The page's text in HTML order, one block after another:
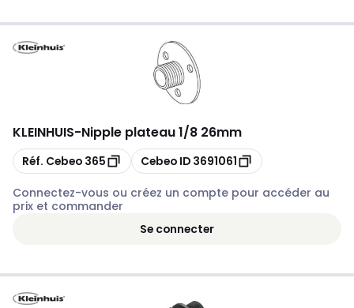
KLEINHUIS-Nipple plateau 1/8 26mm
Copier
Réf. Cebeo 365 Copier
Cebeo ID 3691061
Connectez-vous ou créez un compte pour accéder au
prix et commander
Se connecter